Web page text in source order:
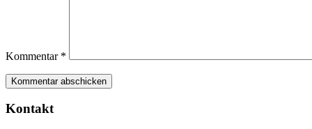
Kommentar *
Kontakt